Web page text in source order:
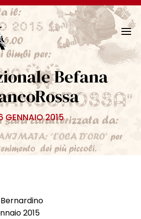
N
a
v
a
Befana
GENNAIO 2015
2015